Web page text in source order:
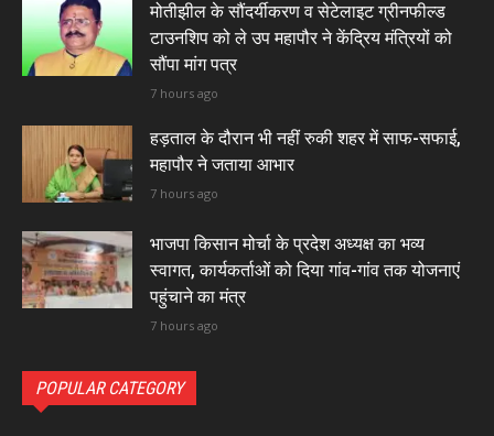
मोतीझील के सौंदर्यीकरण व सेटेलाइट ग्रीनफील्ड
टाउनशिप को ले उप महापौर ने केंद्रिय मंत्रियों को
सौंपा मांग पत्र
7 hours ago
हड़ताल के दौरान भी नहीं रुकी शहर में साफ-सफाई,
महापौर ने जताया आभार
7 hours ago
भाजपा किसान मोर्चा के प्रदेश अध्यक्ष का भव्य
स्वागत, कार्यकर्ताओं को दिया गांव-गांव तक योजनाएं
पहुंचाने का मंत्र
7 hours ago
POPULAR CATEGORY